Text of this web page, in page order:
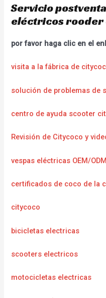
Servicio
eléctricos rooder
por favor haga clic en el
visita a la fábrica de
solución de problemas de
centro de ayuda scooter
Revisión de Citycoco y
vespas eléctricas OEM/ODM
certificados de coco de la
citycoco
bicicletas electricas
scooters electricos
motocicletas electricas